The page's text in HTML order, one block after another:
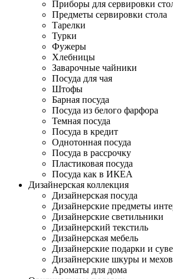
Приборы для сервировки
Предметы сервировки стола
Тарелки
Турки
Фужеры
Хлебницы
Заварочные чайники
Посуда для чая
Штофы
Барная посуда
Посуда из белого фарфора
Темная посуда
Посуда в кредит
Однотонная посуда
Посуда в рассрочку
Пластиковая посуда
Посуда как в ИКЕА
Дизайнерская коллекция
Дизайнерская посуда
Дизайнерские предметы
Дизайнерские светильники
Дизайнерский текстиль
Дизайнерская мебель
Дизайнерские подарки и
Дизайнерские шкуры и
Ароматы для дома